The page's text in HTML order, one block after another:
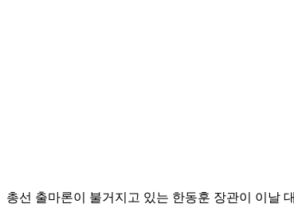
총선 출마론이 불거지고 있는 한동훈 장관이 이날